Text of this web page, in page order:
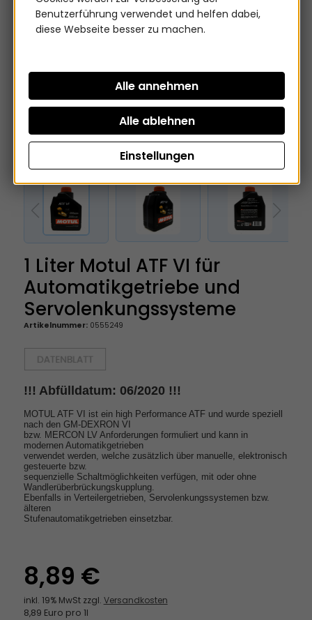
1 Liter Motul ATF VI für
Automatikgetriebe und
Servolenkungssysteme
Artikelnummer:0555249
!!! Abfülldatum: 06/2020 !!!
MOTUL ATF VI ist ein high Performance ATF und wurde speziell
nach den GM-DEXRON VI
bzw. MERCON LV Anforderungen formuliert und kann in
modernen Automatikgetrieben
verwendet werden, welche zusätzlich über manuelle, elektronisch
gesteuerte bzw.
sequenzielle Schaltmöglichkeiten verfügen, mit oder ohne
Wandlerüberbrückungskupplung.
Ebenfalls in Verteilergetrieben, Servolenkungssystemen bzw.
älteren
Stufenautomatikgetrieben einsetzbar.
8,89 €
inkl. 19% MwSt zzgl. Versandkosten
8,89 Euro pro 1l
Benutzerführung verwendet und helfen dabei,
diese Webseite besser zu machen.
Einstellungen